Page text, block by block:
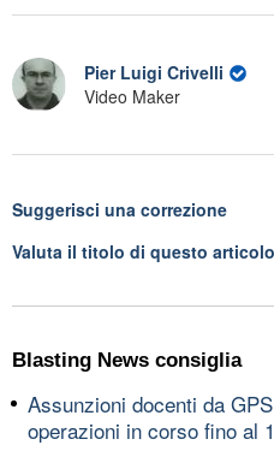
Pier Luigi Crivelli
Video Maker
Suggerisci una correzione
Valuta il titolo di questo articolo
Blasting News consiglia
Assunzioni docenti da
operazioni in corso fino al